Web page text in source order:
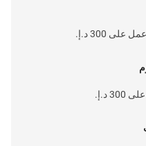
د.إ.